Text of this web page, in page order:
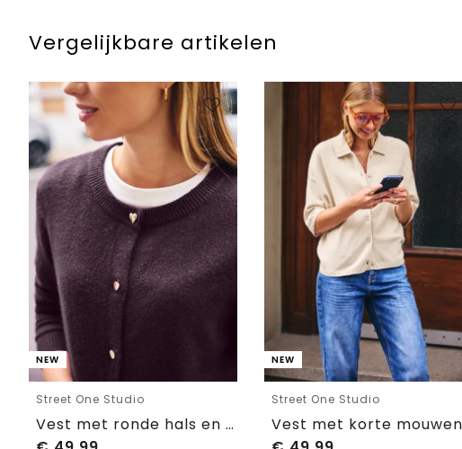
Vergelijkbare artikelen
NEW
Street One Studio
Vest met ronde hals en knopen
NEW
Street One Studio